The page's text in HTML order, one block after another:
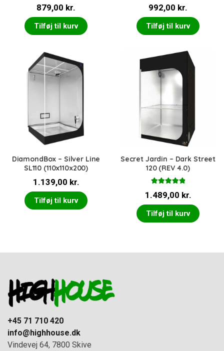
879,00 kr.
Tilføj til kurv
992,00 kr.
Tilføj til kurv
DiamondBox – Silver Line
SL110 (110x110x200)
1.139,00 kr.
Tilføj til kurv
Secret Jardin – Dark Street
120 (REV 4.0)
5.00ud af 5
1.489,00 kr.
Tilføj til kurv
+45 71 710 420
info@highhouse.dk
Vindevej 64, 7800 Skive